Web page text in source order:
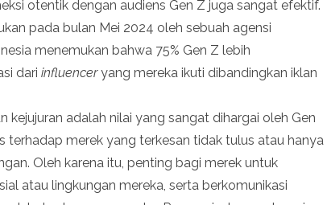
otentik dengan audiens Gen Z juga sangat efektif.
pada bulan Mei 2024 oleh sebuah agensi
menemukan bahwa 75% Gen Z lebih
dari influenceryang mereka ikuti dibandingkan iklan
kejujuran adalah nilai yang sangat dihargai oleh Gen
terhadap merek yang terkesan tidak tulus atau hanya
Oleh karena itu, penting bagi merek untuk
atau lingkungan mereka, serta berkomunikasi